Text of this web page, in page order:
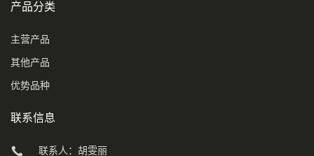
产品分类
主营产品
其他产品
优势品种
联系信息
联系人：胡雯丽